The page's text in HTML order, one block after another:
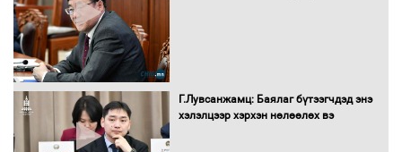
шилжиж, найр наадам, зөвлөгөөн,
гадаад томилолтыг хориглолоо
Г.Лувсанжамц: Баялаг бүтээгчдэд энэ
хэлэлцээр хэрхэн нөлөөлөх вэ